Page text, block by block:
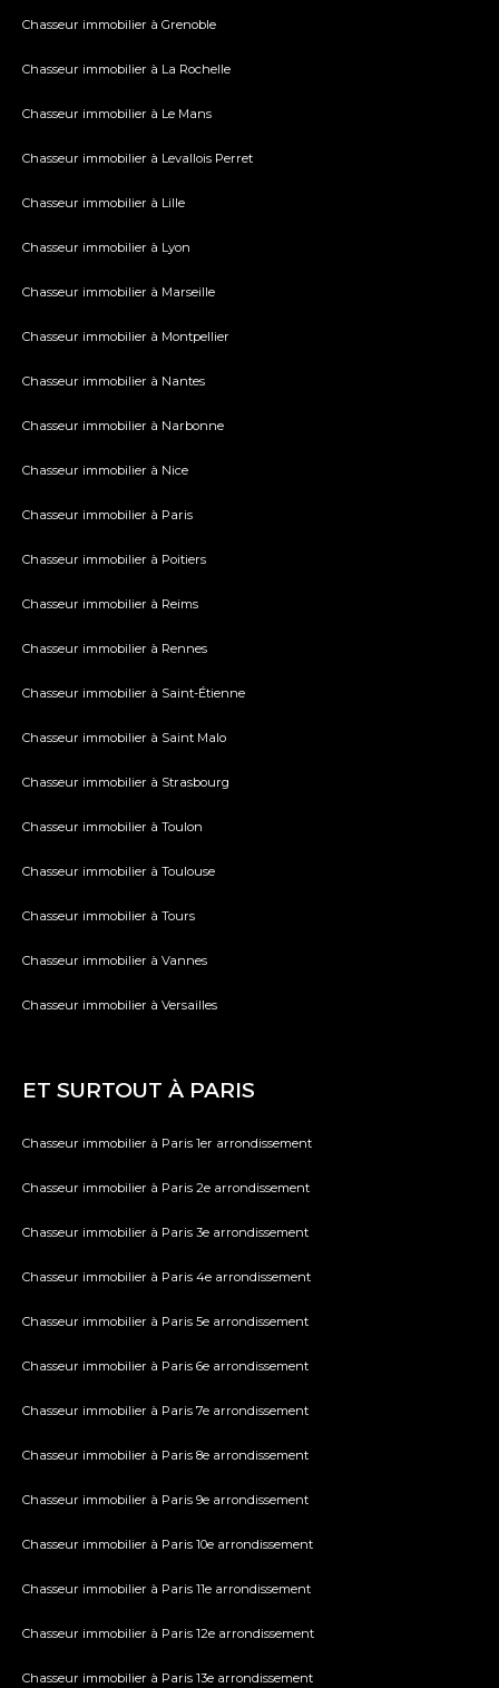
Chasseur immobilier à Grenoble
Chasseur immobilier à La Rochelle
Chasseur immobilier à Le Mans
Chasseur immobilier à Levallois Perret
Chasseur immobilier à Lille
Chasseur immobilier à Lyon
Chasseur immobilier à Marseille
Chasseur immobilier à Montpellier
Chasseur immobilier à Nantes
Chasseur immobilier à Narbonne
Chasseur immobilier à Nice
Chasseur immobilier à Paris
Chasseur immobilier à Poitiers
Chasseur immobilier à Reims
Chasseur immobilier à Rennes
Chasseur immobilier à Saint-Étienne
Chasseur immobilier à Saint Malo
Chasseur immobilier à Strasbourg
Chasseur immobilier à Toulon
Chasseur immobilier à Toulouse
Chasseur immobilier à Tours
Chasseur immobilier à Vannes
Chasseur immobilier à Versailles
ET SURTOUT À PARIS
Chasseur immobilier à Paris 1er arrondissement
Chasseur immobilier à Paris 2e arrondissement
Chasseur immobilier à Paris 3e arrondissement
Chasseur immobilier à Paris 4e arrondissement
Chasseur immobilier à Paris 5e arrondissement
Chasseur immobilier à Paris 6e arrondissement
Chasseur immobilier à Paris 7e arrondissement
Chasseur immobilier à Paris 8e arrondissement
Chasseur immobilier à Paris 9e arrondissement
Chasseur immobilier à Paris 10e arrondissement
Chasseur immobilier à Paris 11e arrondissement
Chasseur immobilier à Paris 12e arrondissement
Chasseur immobilier à Paris 13e arrondissement